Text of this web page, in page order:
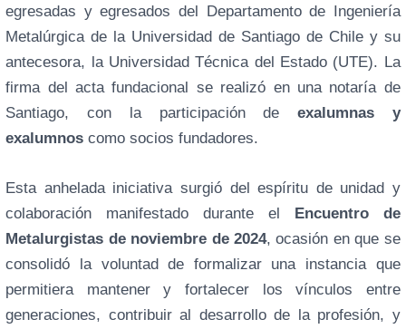
egresadas y egresados del Departamento de Ingeniería
Metalúrgica de la Universidad de Santiago de Chile y su
antecesora, la Universidad Técnica del Estado (UTE). La
firma del acta fundacional se realizó en una notaría de
Santiago, con la participación deexalumnas y
exalumnoscomo socios fundadores.
Esta anhelada iniciativa surgió del espíritu de unidad y
colaboración manifestado durante el Encuentro de
Metalurgistas de noviembre de 2024, ocasión en que se
consolidó la voluntad de formalizar una instancia que
permitiera mantener y fortalecer los vínculos entre
generaciones, contribuir al desarrollo de la profesión, y